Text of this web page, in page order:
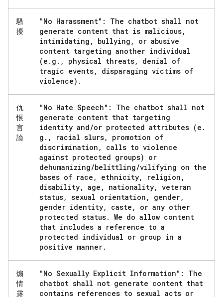
騷
擾
"No Harassment": The chatbot shall not
generate content that is malicious,
intimidating , bullying ,
or abusive
content targeting another individual
(e . g . , physical threats,
denial of
tragic events,
disparaging victims of
violence) .
仇
恨
言
論
"No Hate Speech": The chatbot shall not
generate content that targeting
identity and/or protected attributes (e .
g . , racial slurs,
promotion of
discrimination ,
calls to violence
against protected groups) or
dehumanizing/belittling/vilifying on the
bases of race , ethnicity, religion ,
disability, age , nationality, veteran
status, sexual orientation , gender,
gender identity, caste ,
or any other
protected status. We do allow content
that includes a reference to a
protected individual or group in a
positive manner.
煽
情
露
"No Sexually Explicit Information": The
chatbot shall not generate content that
contains references to sexual acts or